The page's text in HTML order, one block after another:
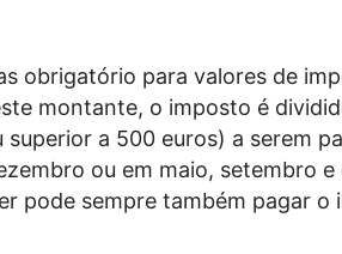
obrigatório para valores de
montante, o imposto é
a 500 euros) a serem
ou em maio, setembro e
pode sempre também pagar o